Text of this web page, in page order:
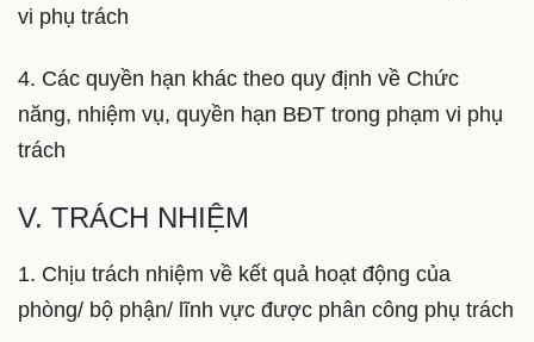
vi phụ trách
4. Các quyền hạn khác theo quy định về Chức
năng, nhiệm vụ, quyền hạn BĐT trong phạm vi phụ
trách
V. TRÁCH NHIỆM
1. Chịu trách nhiệm về kết quả hoạt động của
phòng/ bộ phận/ lĩnh vực được phân công phụ trách